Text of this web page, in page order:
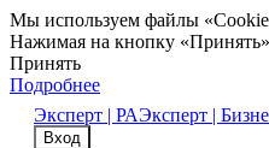
Мы используем файлы
Нажимая на кнопку
Принять
Подробнее
Эксперт | РАЭксперт |
Вход